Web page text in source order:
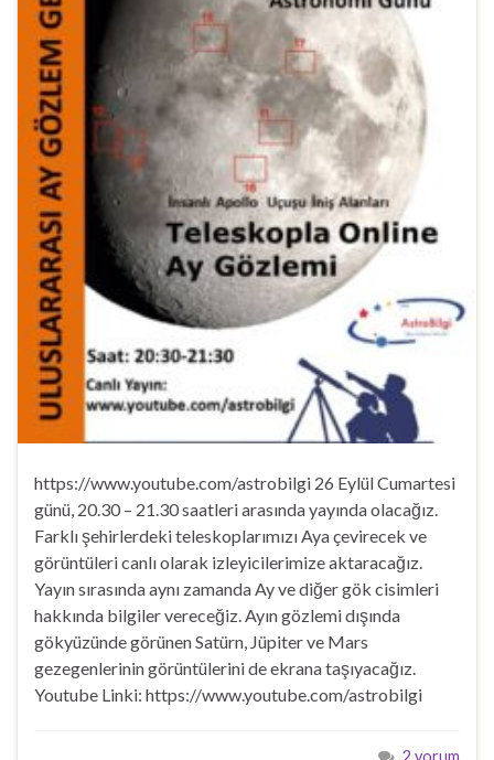
https://www.youtube.com/astrobilgi 26 Eylül Cumartesi
günü, 20.30 – 21.30 saatleri arasında yayında olacağız.
Farklı şehirlerdeki teleskoplarımızı Aya çevirecek ve
görüntüleri canlı olarak izleyicilerimize aktaracağız.
Yayın sırasında aynı zamanda Ay ve diğer gök cisimleri
hakkında bilgiler vereceğiz. Ayın gözlemi dışında
gökyüzünde görünen Satürn, Jüpiter ve Mars
gezegenlerinin görüntülerini de ekrana taşıyacağız.
Youtube Linki: https://www.youtube.com/astrobilgi